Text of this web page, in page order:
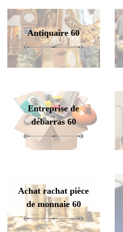
Antiquaire 60
Entreprise de
débarras 60
Achat rachat pièce
de monnaie 60